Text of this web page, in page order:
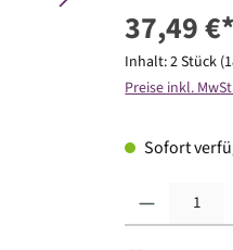
37,49 €*
Inhalt:2 Stück
Preise inkl.
Sofort